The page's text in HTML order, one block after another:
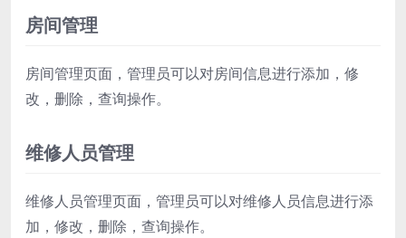
房间管理
房间管理页面，管理员可以对房间信息进行添加，修
改，删除，查询操作。
维修人员管理
维修人员管理页面，管理员可以对维修人员信息进行添
加，修改，删除，查询操作。